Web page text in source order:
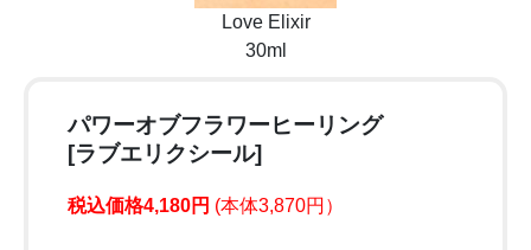
Love Elixir
30ml
パワーオブフラワーヒーリング
[ラブエリクシール]
税込価格4,180円 (本体3,870円）